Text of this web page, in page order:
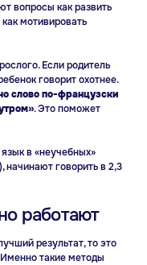
вопросы как развить
мотивировать
Если родитель
говорит охотнее.
слово по-французски
. Это поможет
в «неучебных»
начинают говорить в 2,3
работают
результат, то это
такие методы